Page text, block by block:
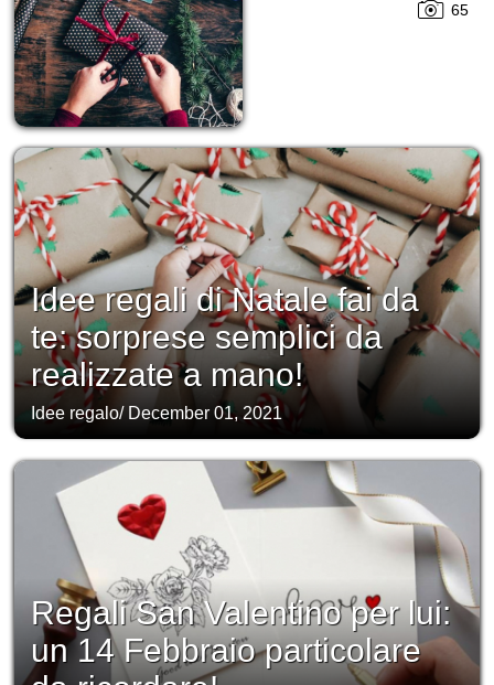
65
Idee regali di Natale fai da
te: sorprese semplici da
realizzate a mano!
Idee regalo/ December 01, 2021
Regali San Valentino per lui:
un 14 Febbraio particolare